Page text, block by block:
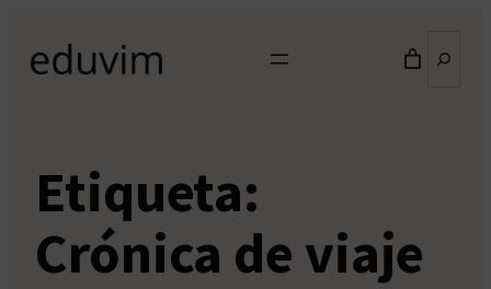
contenido
Etiqueta:
Crónica de viaje